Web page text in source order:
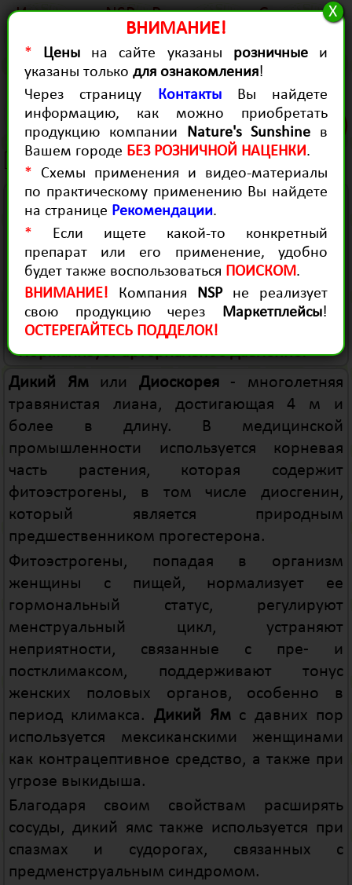
История NSP в России
Статьи
Для Здоровья
Контакты
Диагностика Рекомендации
(0)
2501 руб.
Продукция для здоровья
Wild Yam
(Дикий Ям, 100 капсул)
- Регулирует работу половых желез женщин.
- Обеспечивает защиту женского организма
от остеопороза.
- Снижает уровень холестерина в крови.
- Препятствует отложению
атеросклеротических бляшек на стенках
сосудов.
- Нормализует артериальное давление.
Дикий Ямили Диоскорея- многолетняя
травянистая лиана, достигающая 4 м и
более в длину. В медицинской
промышленности используется корневая
часть растения, которая содержит
фитоэстрогены, в том числе диосгенин,
который является природным
предшественником прогестерона.
Фитоэстрогены, попадая в организм
женщины с пищей, нормализует ее
гормональный статус, регулируют
менструальный цикл, устраняют
неприятности, связанные с пре- и
постклимаксом, поддерживают тонус
женских половых органов, особенно в
период климакса. Дикий Ямс давних пор
используется мексиканскими женщинами
как контрацептивное средство, а также при
угрозе выкидыша.
Благодаря своим свойствам расширять
сосуды, дикий ямс также используется при
спазмах и судорогах, связанных с
предменструальным синдромом.
ВНИМАНИЕ!
* Цены на сайте указаны розничныеи
указаны толькодля ознакомления!
Через страницу КонтактыВы найдете
информацию, как можно приобретать
продукцию компании Nature's Sunshine в
Вашем городе БЕЗ РОЗНИЧНОЙ НАЦЕНКИ.
* Схемы применения и видео-материалы
по практическому применению Вы найдете
на странице Рекомендации.
* Если ищете какой-то конкретный
препарат или его применение, удобно
будет также воспользоваться ПОИСКОМ.
ВНИМАНИЕ! Компания NSPне реализует
свою продукцию через Маркетплейсы!
ОСТЕРЕГАЙТЕСЬ ПОДДЕЛОК!
X